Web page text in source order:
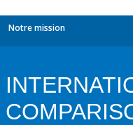
Notre mission